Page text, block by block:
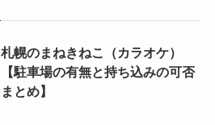
札幌のまねきねこ（カラオケ）
【駐車場の有無と持ち込みの可否
まとめ】